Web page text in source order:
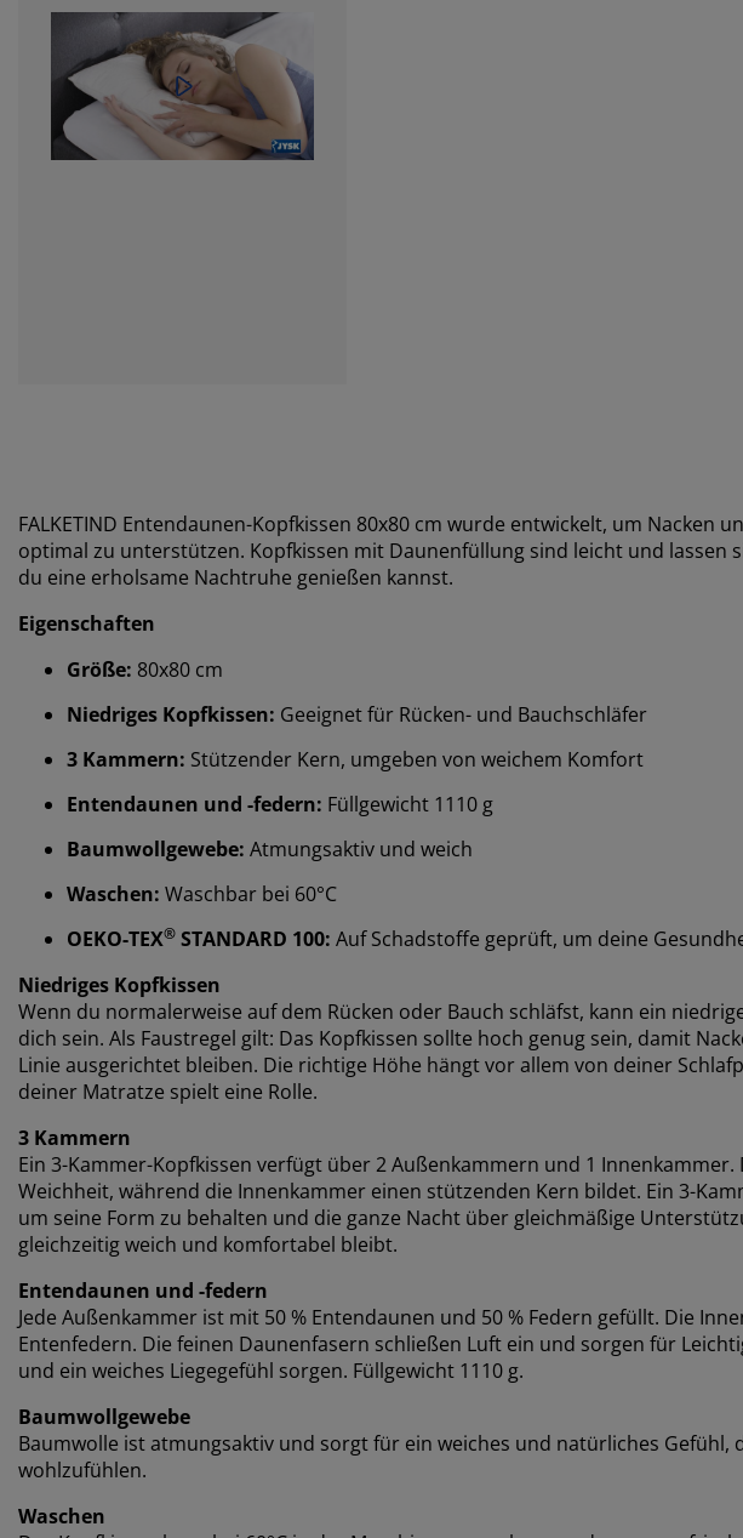
FALKETIND Entendaunen-Kopfkissen 80x80 cm wurde entwickelt, um Nacken
optimal zu unterstützen. Kopfkissen mit Daunenfüllung sind leicht und lassen
du eine erholsame Nachtruhe genießen kannst.
Eigenschaften
Größe: 80x80 cm
Niedriges Kopfkissen: Geeignet für Rücken- und Bauchschläfer
3 Kammern: Stützender Kern, umgeben von weichem Komfort
Entendaunen und -federn: Füllgewicht 1110 g
Baumwollgewebe: Atmungsaktiv und weich
Waschen: Waschbar bei 60°C
OEKO-TEX® STANDARD 100: Auf Schadstoffe geprüft, um deine
Niedriges Kopfkissen
Wenn du normalerweise auf dem Rücken oder Bauch schläfst, kann ein
dich sein. Als Faustregel gilt: Das Kopfkissen sollte hoch genug sein, damit
Linie ausgerichtet bleiben. Die richtige Höhe hängt vor allem von deiner
deiner Matratze spielt eine Rolle.
3 Kammern
Ein 3-Kammer-Kopfkissen verfügt über 2 Außenkammern und 1
Weichheit, während die Innenkammer einen stützenden Kern bildet. Ein 3-
um seine Form zu behalten und die ganze Nacht über gleichmäßige
gleichzeitig weich und komfortabel bleibt.
Entendaunen und -federn
Jede Außenkammer ist mit 50 % Entendaunen und 50 % Federn gefüllt. Die
Entenfedern. Die feinen Daunenfasern schließen Luft ein und sorgen für
und ein weiches Liegegefühl sorgen. Füllgewicht 1110 g.
Baumwollgewebe
Baumwolle ist atmungsaktiv und sorgt für ein weiches und natürliches
wohlzufühlen.
Waschen